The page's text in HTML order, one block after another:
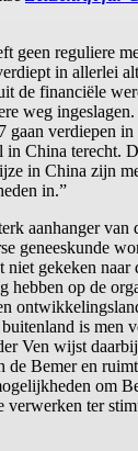
geen reguliere
in allerlei
de financiële
weg
gaan verdiepen in
in China terecht.
in China zijn
in.”
aanhanger van
geneeskunde
gekeken naar
hebben op de
is men
Ven wijst
de Bemer en
om
verwerken ter